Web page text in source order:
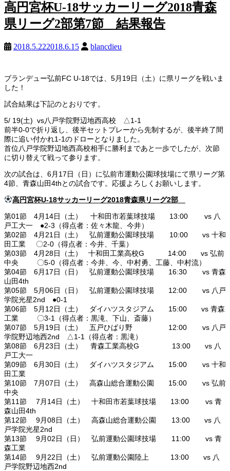
高円宮杯U-18サッカーリーグ2018青森
県リーグ2部第7節 結果報告
2018.5.222018.6.15 blancdieu
ブランデュー弘前FC U-18では、5月19日（土）に県リーグを戦いま
した！
試合結果は下記のとおりです。
5/ 19(土) vs八戸学院野辺地西高校 △1-1
前半0-0で折り返し、後半セットプレーから先制するが、後半終了間
際に追い付かれ1-1のドローとなりました。
首位八戸学院野辺地西高校相手に勝利まであと一歩でしたが、次節
に切り替えて戦って参ります。
次の試合は、6月17日（日）に弘前市運動公園球技場にて県リーグ第
4節、青森山田4thとの試合です。応援よろしくお願いします。
高円宮杯U-18サッカーリーグ2018青森県リーグ2部
第01節 4月14日（土） 十和田市若葉球技場 13:00 vs 八
戸工大一 ●2-3（得点者：佐々木龍、今井）
第02節 4月21日（土） 弘前運動公園球技場 10:00 vs 十和
田工業 〇2-0（得点者：今井、千葉）
第03節 4月28日（土） 十和田工業高校G 14:00 vs 弘前
中央 〇5-0（得点者：今井、今、中村勇、工藤、中村流）
第04節 6月17日（日） 弘前運動公園球技場 16:30 vs 青森
山田4th
第05節 5月06日（日） 弘前運動公園球技場 12:00 vs 八戸
学院光星2nd ●0-1
第06節 5月12日（土） ダイハツスタジアム 15:00 vs 青森
工業 〇3-1（得点者：黒滝、下山、斎藤）
第07節 5月19日（土） 五戸ひばり野 12:00 vs 八戸
学院野辺地西2nd △1-1（得点者：黒滝）
第08節 6月23日（土） 青森工業高校G 13:00 vs 八
戸工大一
第09節 6月30日（土） ダイハツスタジアム 15:00 vs 十和
田工業
第10節 7月07日（土） 高森山総合運動公園 15:00 vs 弘前
中央
第11節 7月14日（土） 十和田市若葉球技場 13:00 vs 青
森山田4th
第12節 9月08日（土） 高森山総合運動公園 13:00 vs 八
戸学院光星2nd
第13節 9月02日（日） 弘前運動公園球技場 11:00 vs 青
森工業
第14節 9月22日（土） 弘前運動公園陸上 13:00 vs 八
戸学院野辺地西2nd